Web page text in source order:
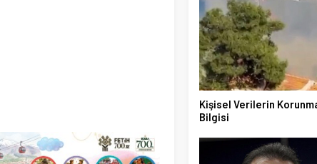
Kişisel Verilerin
Bilgisi